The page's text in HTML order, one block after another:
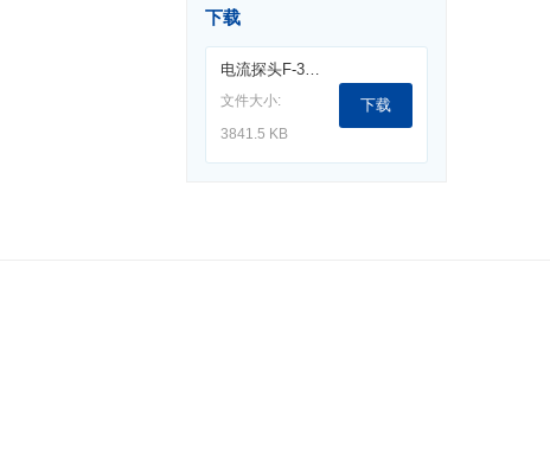
下载
电流探头F-35A-L.pdf
文件大小:
3841.5 KB
下载